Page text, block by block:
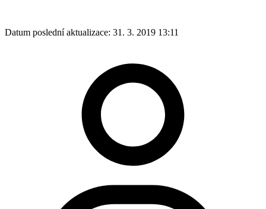
Datum poslední aktualizace: 31. 3. 2019 13:11